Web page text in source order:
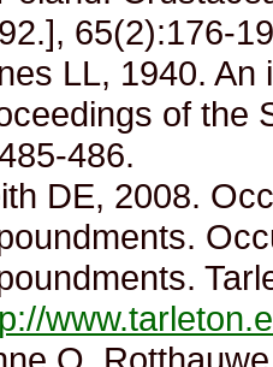
65(2):176-
LL, 1940. An
of the
486.
DE, 2008.